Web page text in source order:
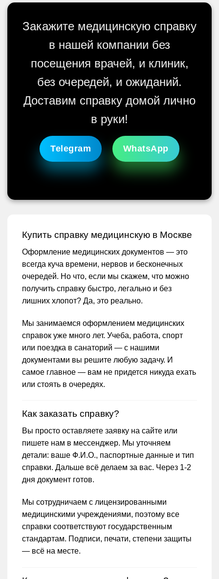
Закажите медицинскую справку
в нашей компании без
посещения врачей, и клиник,
без очередей, и ожиданий.
Доставим справку домой лично
в руки!
Telegram WhatsApp
Купить справку медицинскую в Москве
Оформление медицинских документов — это
всегда куча времени, нервов и бесконечных
очередей. Но что, если мы скажем, что можно
получить справку быстро, легально и без
лишних хлопот? Да, это реально.
Мы занимаемся оформлением медицинских
справок уже много лет. Учеба, работа, спорт
или поездка в санаторий — с нашими
документами вы решите любую задачу. И
самое главное — вам не придется никуда ехать
или стоять в очередях.
Как заказать справку?
Вы просто оставляете заявку на сайте или
пишете нам в мессенджер. Мы уточняем
детали: ваше Ф.И.О., паспортные данные и тип
справки. Дальше всё делаем за вас. Через 1-2
дня документ готов.
Мы сотрудничаем с лицензированными
медицинскими учреждениями, поэтому все
справки соответствуют государственным
стандартам. Подписи, печати, степени защиты
— всё на месте.